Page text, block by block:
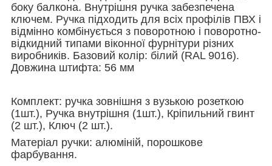
боку балкона. Внутрішня ручка забезпечена
ключем. Ручка підходить для всіх профілів ПВХ і
відмінно комбінується з поворотною і поворотно-
відкидний типами віконної фурнітури різних
виробників. Базовий колір: білий (RAL 9016).
Довжина штифта: 56 мм
Комплект: ручка зовнішня з вузькою розеткою
(1шт.), Ручка внутрішня (1шт.), Кріпильний гвинт
(2 шт.), Ключ (2 шт.).
Матеріал ручки: алюміній, порошкове
фарбування.